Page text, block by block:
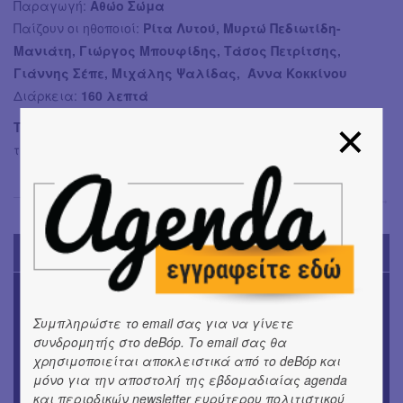
Παραγωγή: Αθώο Σώμα
Παίζουν οι ηθοποιοί: Ρίτα Λυτού, Μυρτώ Πεδιωτίδη-
Μανιάτη, Γιώργος Μπουφίδης, Τάσος Πετρίτσης,
Γιάννης Σέπε, Μιχάλης Ψαλίδας, Άννα Κοκκίνου
Διάρκεια: 160 λεπτά
Τηλέφωνο θεάτρου:
6936796890 (ισχύει μόνο αυτό το
τηλέφωνο)
TODAY'S EVENTS
OUTDΟORS
ANILIO PARK FESTIVAL 2026
Συμπληρώστε το email σας για να γίνετε
συνδρομητής στο deBόp. Το email σας θα
χρησιμοποιείται αποκλειστικά από το deBόp και
μόνο για την αποστολή της εβδομαδιαίας agenda
και περιοδικών newsletter ευρύτερου πολιτιστικού